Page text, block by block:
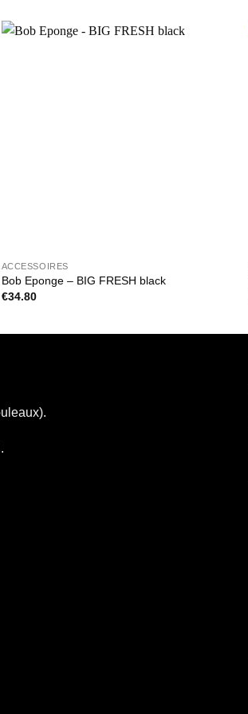
ACCESSOIRES
Bob Eponge – BIG FRESH black
€34.80